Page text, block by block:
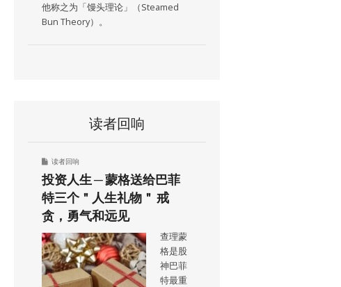
他称之为「馒头理论」（Steamed
Bun Theory）。
读者回响
读者回响
投资人生 ─ 蒙格送给巴菲
特三个＂人生礼物＂ 戒
贪，勇气和远见
查理蒙
格是股
神巴菲
特最重